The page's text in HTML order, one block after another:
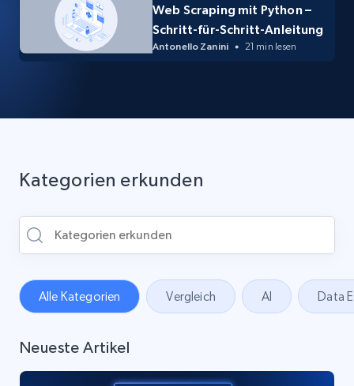
Web Scraping mit Python –
Schritt-für-Schritt-Anleitung
Antonello Zanini 21 min lesen
Kategorien erkunden
Alle Kategorien Vergleich AI Data
Neueste Artikel